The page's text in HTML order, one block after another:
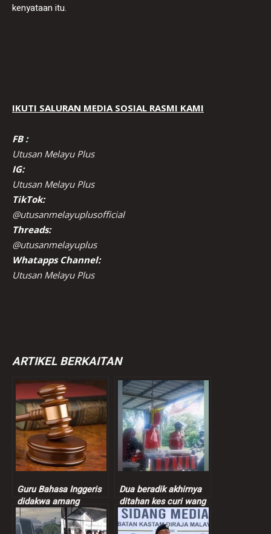
kenyataan itu.
IKUTI SALURAN MEDIA SOSIAL RASMI KAMI
FB :
Utusan Melayu Plus
IG:
Utusan Melayu Plus
TikTok:
@utusanmelayuplusofficial
Threads:
@utusanmelayuplus
Whatapps Channel:
Utusan Melayu Plus
ARTIKEL BERKAITAN
Guru Bahasa Inggeris
didakwa amang
seksual murid
perempuan 9 tahun
Dua beradik akhirnya
ditahan kes curi wang
peniaga nasi bajet